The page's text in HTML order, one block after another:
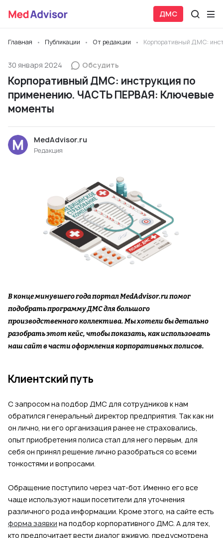
ДМС
Главная Публикации От редакции Корпоративный ДМС:
30 января 2024 Обсудить
Корпоративный ДМС: инструкция по
применению. ЧАСТЬ ПЕРВАЯ: Ключевые
моменты
MedAdvisor.ru
Редакция
В конце минувшего года портал MedAdvisor.ru помог
подобрать программу ДМС для большого
производственного коллектива. Мы хотели бы детально
разобрать этот кейс, чтобы показать, как использовать
наш сайт в части оформления корпоративных полисов.
Клиентский путь
С запросом на подбор ДМС для сотрудников к нам
обратился генеральный директор предприятия. Так как ни
он лично, ни его организация ранее не страховались,
опыт приобретения полиса стал для него первым, для
себя он принял решение лично разобраться со всеми
тонкостями и вопросами.
Обращение поступило через чат-бот. Именно его все
чаще используют наши посетители для уточнения
различного рода информации. Кроме этого, на сайте есть
форма заявки на подбор корпоративного ДМС. А для тех,
кто предпочитает вести диалог вживую, предусмотрена